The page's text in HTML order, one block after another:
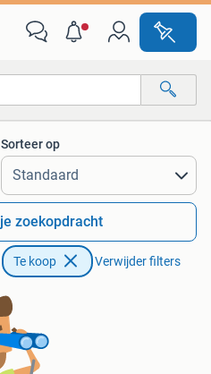
Sorteer op
zoekopdracht
Te koop Verwijder filters